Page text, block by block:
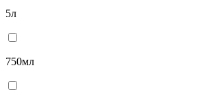
5л
750мл